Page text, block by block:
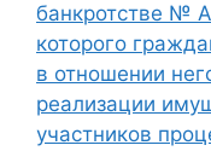
банкротстве №
которого
в отношении
реализации
участников